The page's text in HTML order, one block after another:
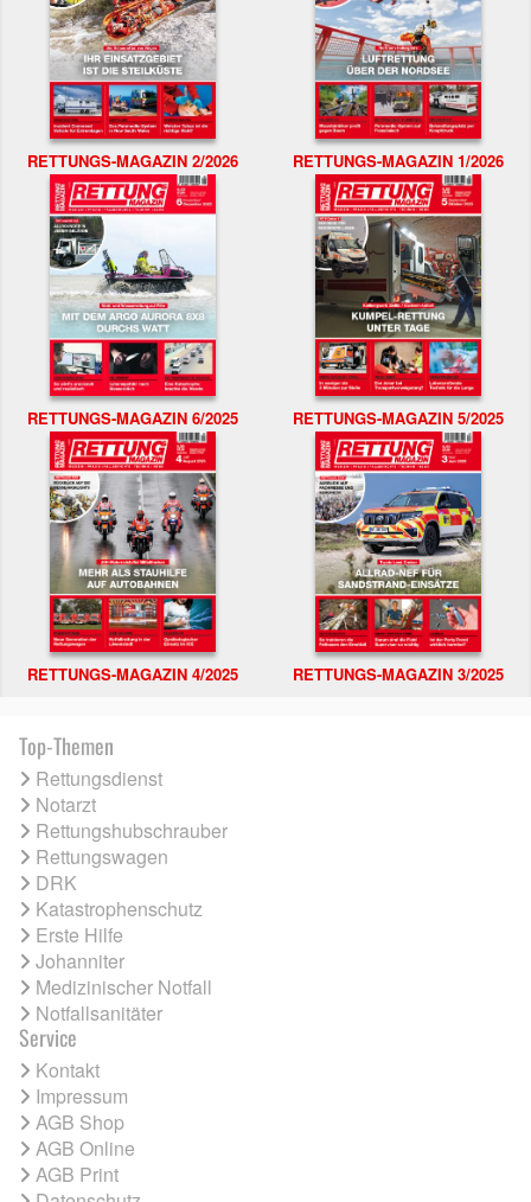
RETTUNGS-MAGAZIN 2/2026 RETTUNGS-MAGAZIN 1/2026
RETTUNGS-MAGAZIN 6/2025 RETTUNGS-MAGAZIN 5/2025
RETTUNGS-MAGAZIN 4/2025 RETTUNGS-MAGAZIN 3/2025
Top-Themen
Rettungsdienst
Notarzt
Rettungshubschrauber
Rettungswagen
DRK
Katastrophenschutz
Erste Hilfe
Johanniter
Medizinischer Notfall
Notfallsanitäter
Service
Kontakt
Impressum
AGB Shop
AGB Online
AGB Print